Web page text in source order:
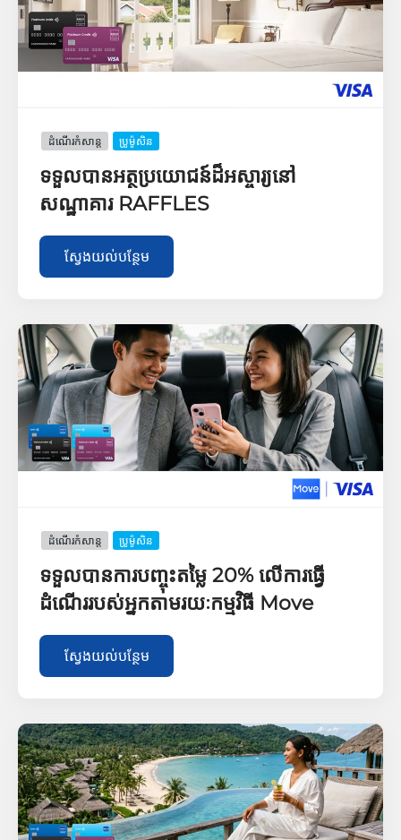
ដំណើរកំសាន្ដ ប្រូម៉ូសិន
ទទួលបានអត្ថប្រយោជន៍ដ៏អស្ចារ្យនៅ
សណ្ឋាគារ RAFFLES
ស្វែងយល់បន្ថែម​
ដំណើរកំសាន្ដ ប្រូម៉ូសិន
ទទួលបានការបញ្ចុះតម្លៃ 20% លើការធ្វើ
ដំណើររបស់អ្នកតាមរយៈកម្មវិធី Move
ស្វែងយល់បន្ថែម​